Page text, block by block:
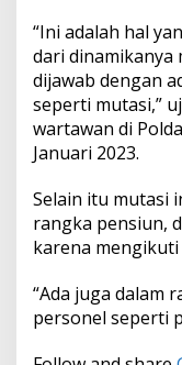
“Ini adalah hal
dari dinamikanya
dijawab dengan
seperti mutasi,”
wartawan di
Januari 2023.
Selain itu mutasi
rangka pensiun,
karena
“Ada juga dalam
personel seperti